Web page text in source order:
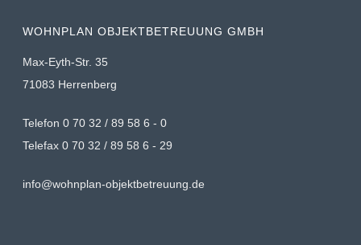
WOHNPLAN OBJEKTBETREUUNG GMBH
Max-Eyth-Str. 35
71083 Herrenberg
Telefon 0 70 32 / 89 58 6 - 0
Telefax 0 70 32 / 89 58 6 - 29
info@wohnplan-objektbetreuung.de